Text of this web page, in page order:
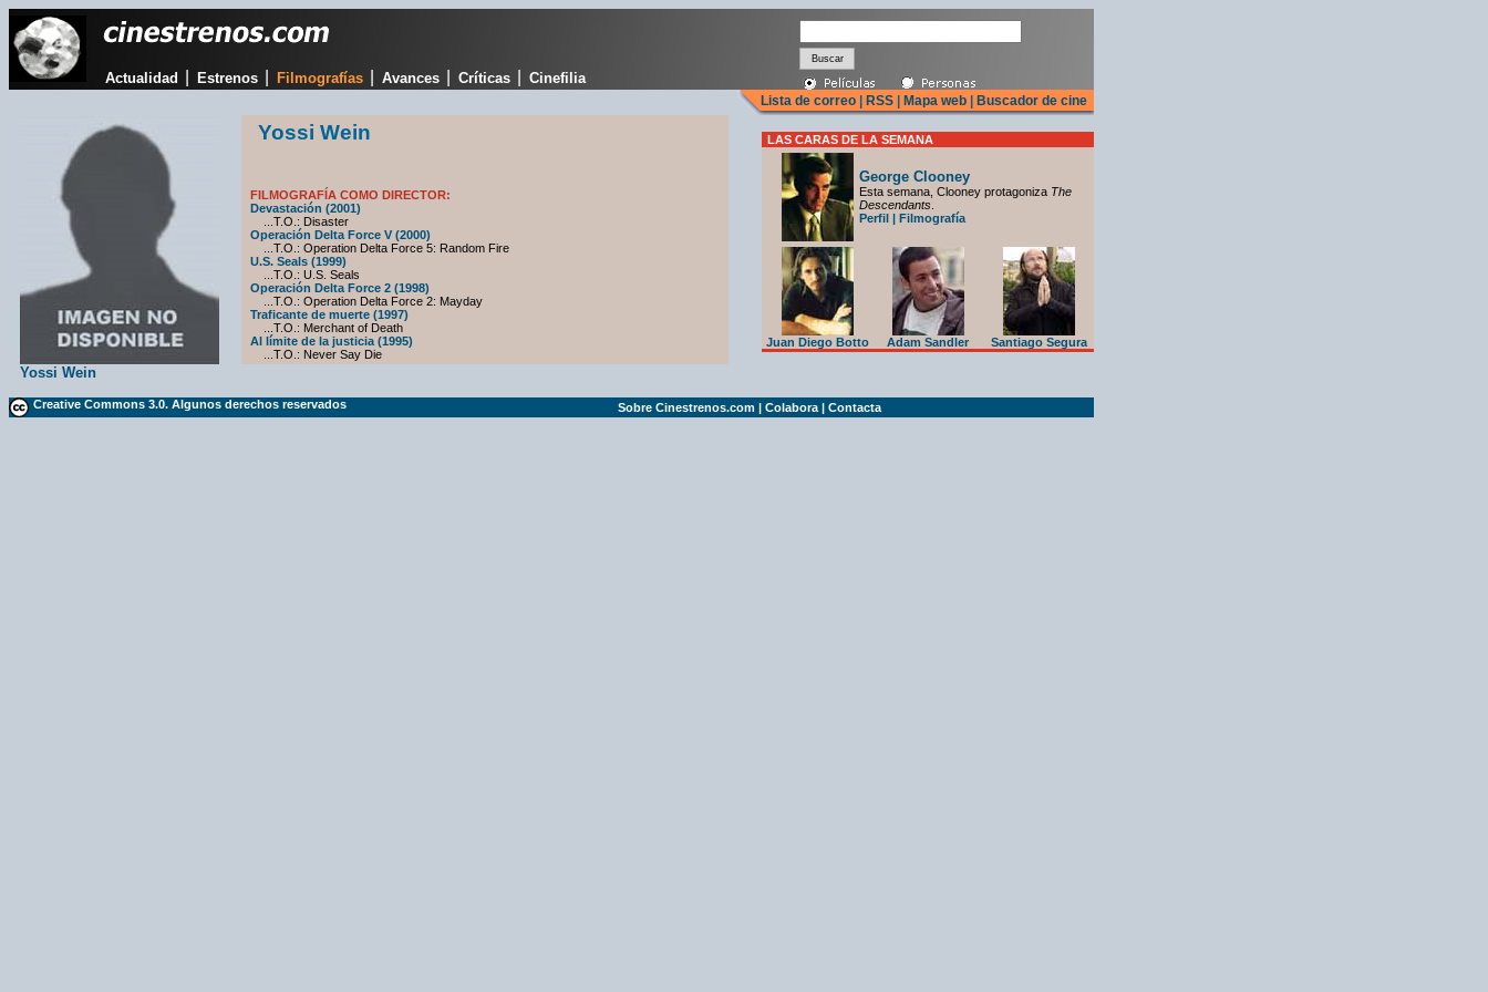
Actualidad Estrenos Filmografías Avances Críticas Cinefilia
Lista de correo RSS Mapa web Buscador de cine
Yossi Wein
Yossi Wein
FILMOGRAFÍA COMO DIRECTOR:
Devastación (2001)
...T.O.: Disaster
Operación Delta Force V (2000)
...T.O.: Operation Delta Force 5: Random Fire
U.S. Seals (1999)
...T.O.: U.S. Seals
Operación Delta Force 2 (1998)
...T.O.: Operation Delta Force 2: Mayday
Traficante de muerte (1997)
...T.O.: Merchant of Death
Al límite de la justicia (1995)
...T.O.: Never Say Die
LAS CARAS DE LA SEMANA
George Clooney
Esta semana, Clooney protagoniza The
Descendants
Perfil | Filmografía
Juan Diego Botto Adam Sandler Santiago Segura
Creative Commons 3.0. Algunos derechos reservados Sobre Cinestrenos.com | Colabora | Contacta